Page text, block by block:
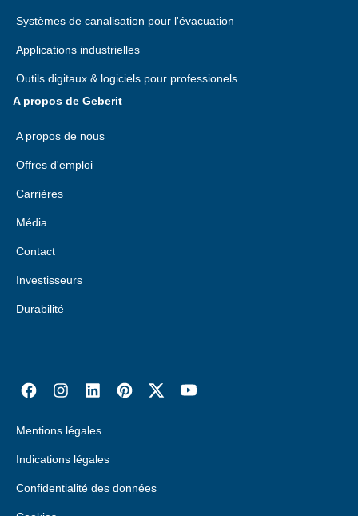
Systèmes de canalisation pour l'évacuation
Applications industrielles
Outils digitaux & logiciels pour professionels
A propos de Geberit
A propos de nous
Offres d'emploi
Carrières
Média
Contact
Investisseurs
Durabilité
Mentions légales
Indications légales
Confidentialité des données